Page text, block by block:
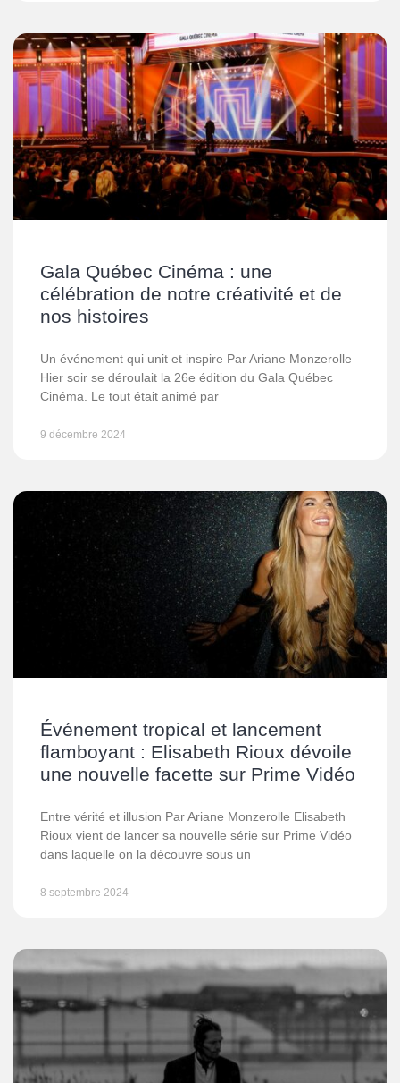
Gala Québec Cinéma : une
célébration de notre créativité et de
nos histoires
Un événement qui unit et inspire Par Ariane Monzerolle
Hier soir se déroulait la 26e édition du Gala Québec
Cinéma. Le tout était animé par
9 décembre 2024
Événement tropical et lancement
flamboyant : Elisabeth Rioux dévoile
une nouvelle facette sur Prime Vidéo
Entre vérité et illusion Par Ariane Monzerolle Elisabeth
Rioux vient de lancer sa nouvelle série sur Prime Vidéo
dans laquelle on la découvre sous un
8 septembre 2024